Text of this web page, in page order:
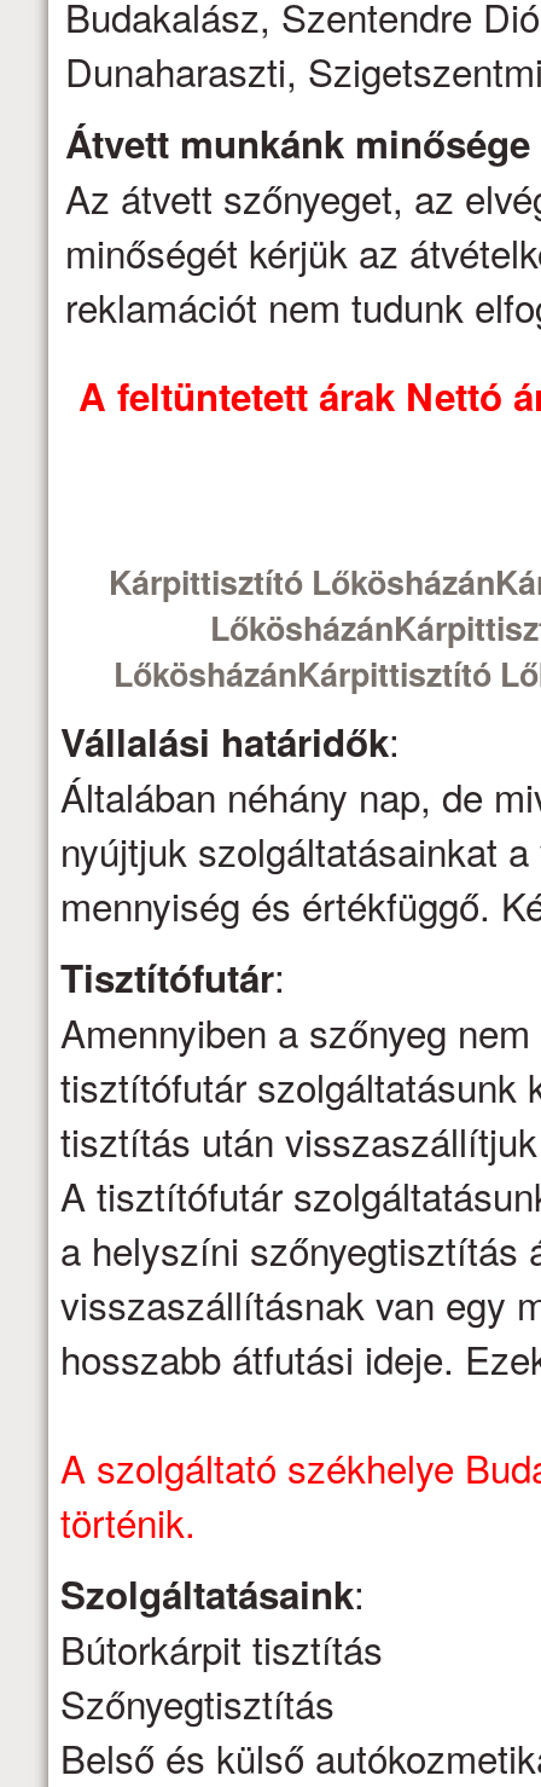
Budakalász, Szentendre
Dunaharaszti,
Átvett munkánk minősége
Az átvett szőnyeget, az
minőségét kérjük az
reklamációt nem tudunk
A feltüntetett árak Nettó
Kárpittisztító
LőkösházánKárpittisztító
Vállalási határidők:
Általában néhány nap, de
nyújtjuk szolgáltatásainkat
mennyiség és értékfüggő.
Tisztítófutár:
Amennyiben a szőnyeg
tisztítófutár szolgáltatásunk
tisztítás után
A tisztítófutár
a helyszíni szőnyegtisztítás
visszaszállításnak van egy
hosszabb átfutási ideje.
A szolgáltató székhelye
történik.
Szolgáltatásaink:
Bútorkárpit tisztítás
Szőnyegtisztítás
Belső és külső